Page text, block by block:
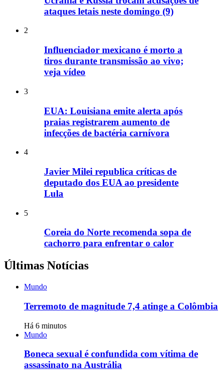
ataques letais neste domingo (9)
2
Influenciador mexicano é morto a
tiros durante transmissão ao vivo;
veja vídeo
3
EUA: Louisiana emite alerta após
praias registrarem aumento de
infecções de bactéria carnívora
4
Javier Milei republica críticas de
deputado dos EUA ao presidente
Lula
5
Coreia do Norte recomenda sopa de
cachorro para enfrentar o calor
Últimas Notícias
Mundo
Terremoto de magnitude 7,4 atinge a Colômbia
Há 6 minutos
Mundo
Boneca sexual é confundida com vítima de
assassinato na Austrália